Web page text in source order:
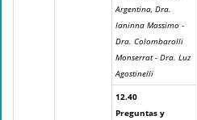
Argentina, Dra.
Ianinna Massimo -
Dra. Colombarolli
Monserrat - Dra. Luz
Agostinelli
12.40
Preguntas y